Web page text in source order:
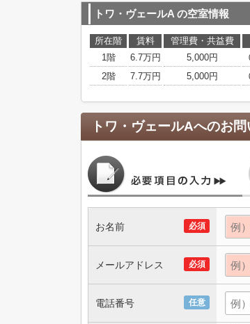
トワ・ヴェールA の空室情報
所在階 賃料 管理費・共益費
1階
6.7万円 5,000円
2階
7.7万円 5,000円
トワ・ヴェールAへのお
必須
お名前
必須
メールアドレス
任意
電話番号